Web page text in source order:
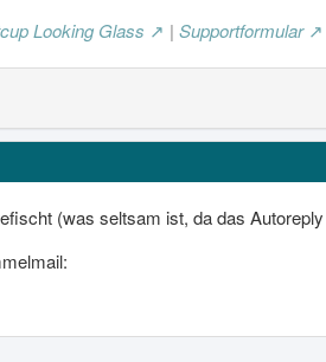
Looking Glass | Supportformular
(was seltsam ist, da das